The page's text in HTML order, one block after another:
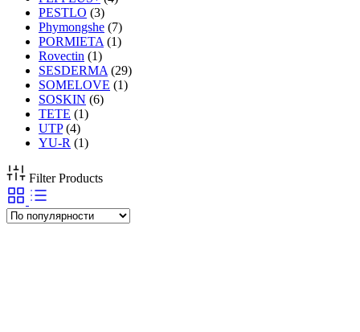
PESTLO (3)
Phymongshe (7)
PORMIETA (1)
Rovectin (1)
SESDERMA (29)
SOMELOVE (1)
SOSKIN (6)
TETE (1)
UTP (4)
YU-R (1)
Filter Products